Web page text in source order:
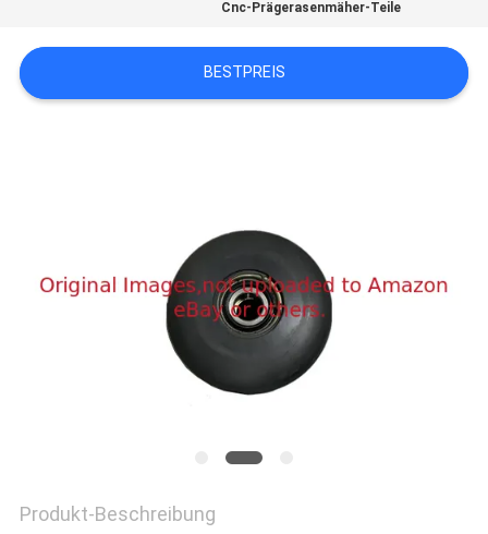
SIE EIN
ZITAT
Cnc-Prägerasenmäher-Teile
BESTPREIS
Produkt-Beschreibung